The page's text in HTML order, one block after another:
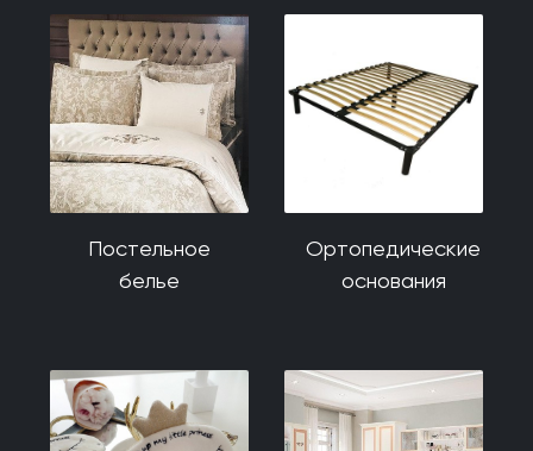
Постельное
белье
Ортопедические
основания